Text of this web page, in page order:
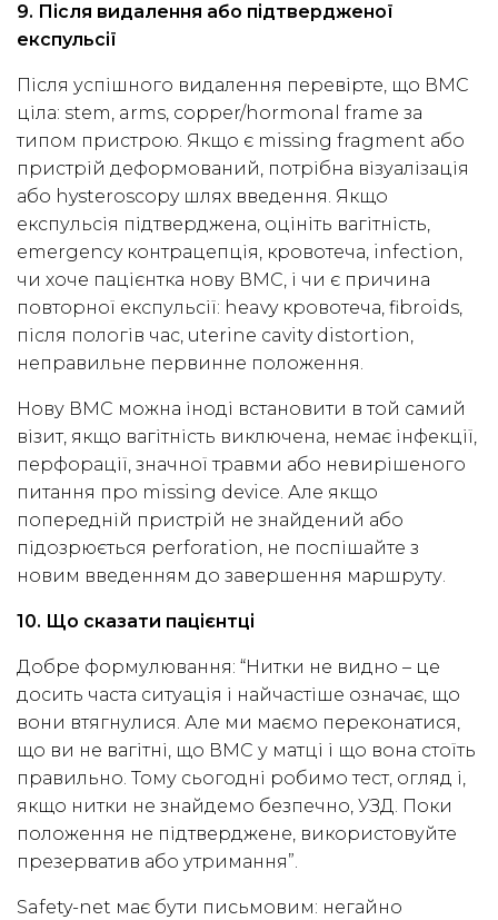
9. Після видалення або підтвердженої
експульсії
Після успішного видалення перевірте, що ВМС
ціла: stem, arms, copper/hormonal frame за
типом пристрою. Якщо є missing fragment або
пристрій деформований, потрібна візуалізація
або hysteroscopy шлях введення. Якщо
експульсія підтверджена, оцініть вагітність,
emergency контрацепція, кровотеча, infection,
чи хоче пацієнтка нову ВМС, і чи є причина
повторної експульсії: heavy кровотеча, fibroids,
після пологів час, uterine cavity distortion,
неправильне первинне положення.
Нову ВМС можна іноді встановити в той самий
візит, якщо вагітність виключена, немає інфекції,
перфорації, значної травми або невирішеного
питання про missing device. Але якщо
попередній пристрій не знайдений або
підозрюється perforation, не поспішайте з
новим введенням до завершення маршруту.
10. Що сказати пацієнтці
Добре формулювання: “Нитки не видно – це
досить часта ситуація і найчастіше означає, що
вони втягнулися. Але ми маємо переконатися,
що ви не вагітні, що ВМС у матці і що вона стоїть
правильно. Тому сьогодні робимо тест, огляд і,
якщо нитки не знайдемо безпечно, УЗД. Поки
положення не підтверджене, використовуйте
презерватив або утримання”.
Safety-net має бути письмовим: негайно